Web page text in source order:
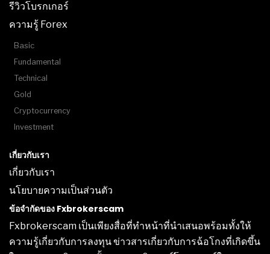
รีวิวโบรกเกอร์
ความรู้ Forex
Basic
Fundamental
Technical
Gold
Cryptocurrency
Investment
เกี่ยวกับเรา
เกี่ยวกับเรา
นโยบายความเป็นส่วนตัว
ข้อจำกัดของ Fxbrokerscam
Fxbrokerscam เป็นเพียงสื่อที่ทำหน้าที่นำเสนอพร้อมทั้งให้
ความรู้เกี่ยวกับการลงทุน ข่าวสารเกี่ยวกับการฉ้อโกงที่เกิดขึ้น